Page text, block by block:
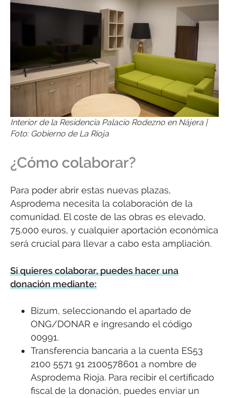
Interior de la Residencia Palacio Rodezno en Nájera |
Foto: Gobierno de La Rioja
¿Cómo colaborar?
Para poder abrir estas nuevas plazas,
Asprodema necesita la colaboración de la
comunidad. El coste de las obras es elevado,
75.000 euros, y cualquier aportación económica
será crucial para llevar a cabo esta ampliación.
Si quieres colaborar, puedes hacer una
donación mediante:
Bizum, seleccionando el apartado de
ONG/DONAR e ingresando el código
00991.
Transferencia bancaria a la cuenta ES53
2100 5571 91 2100578601 a nombre de
Asprodema Rioja. Para recibir el certificado
fiscal de la donación, puedes enviar un